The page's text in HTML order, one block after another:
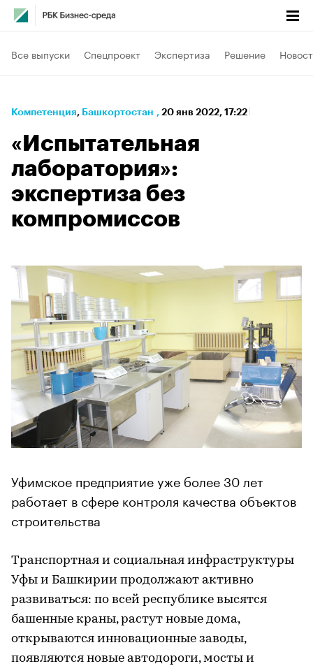
Все выпуски Спецпроект Экспертиза Решение
Компетенция⁠, Башкортостан , 20 янв 2022, 17:22
«Испытательная
лаборатория»:
экспертиза без
компромиссов
Уфимское предприятие уже более 30 лет
работает в сфере контроля качества объектов
строительства
Транспортная и социальная инфраструктуры
Уфы и Башкирии продолжают активно
развиваться: по всей республике высятся
башенные краны, растут новые дома,
открываются инновационные заводы,
появляются новые автодороги, мосты и